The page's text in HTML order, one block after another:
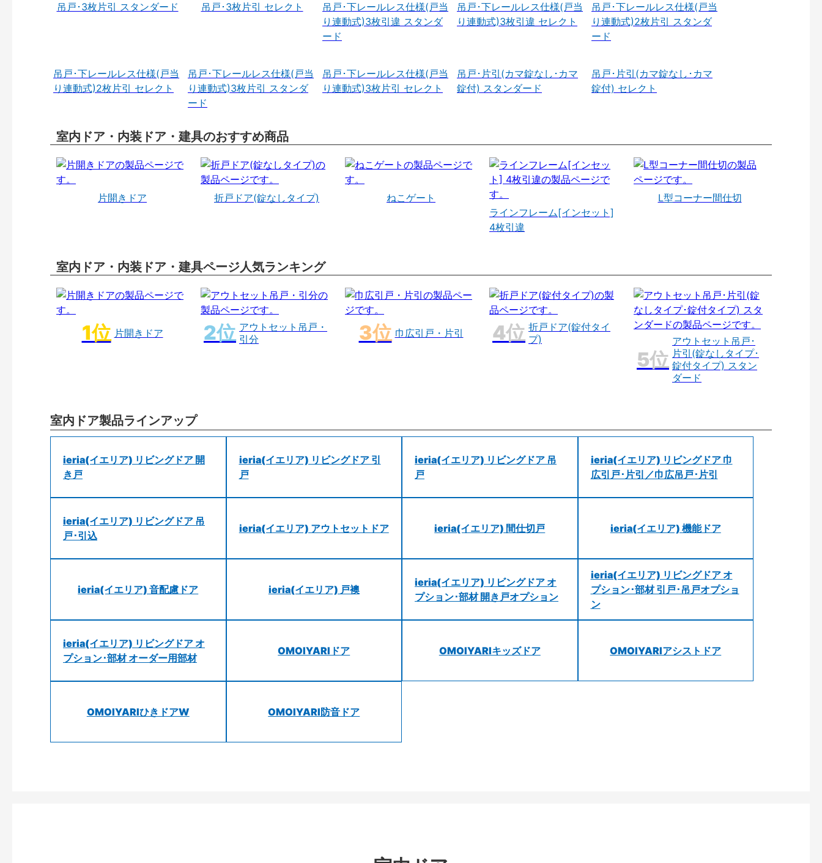
吊戸･3枚片引 スタンダード 吊戸･3枚片引 セレクト
吊戸･下レールレス仕様(戸当
り連動式)3枚引違 スタンダ
ード
吊戸･下レールレス仕様(戸当
り連動式)3枚引違 セレクト
吊戸･下レールレス仕様(戸当
り連動式)2枚片引 スタンダ
ード
吊戸･下レールレス仕様(戸当
り連動式)2枚片引 セレクト
吊戸･下レールレス仕様(戸当
り連動式)3枚片引 スタンダ
ード
吊戸･下レールレス仕様(戸当
り連動式)3枚片引 セレクト
吊戸･片引(カマ錠なし･カマ
錠付) スタンダード
吊戸･片引(カマ錠なし･カマ
錠付) セレクト
室内ドア・内装ドア・建具のおすすめ商品
片開きドア 折戸ドア(錠なしタイプ)
ねこゲート
ラインフレーム[インセット]
4枚引違
L型コーナー間仕切
室内ドア・内装ドア・建具ページ人気ランキング
片開きドア
アウトセット吊戸・
引分
巾広引戸・片引
折戸ドア(錠付タイ
プ)
アウトセット吊戸･
片引(錠なしタイプ･
錠付タイプ) スタン
ダード
室内ドア製品ラインアップ
ieria(イエリア) リビングドア 開
き戸
ieria(イエリア) リビングドア 引
戸
ieria(イエリア) リビングドア 吊
戸
ieria(イエリア) リビングドア 巾
広引戸･片引／巾広吊戸･片引
ieria(イエリア) リビングドア 吊
戸･引込
ieria(イエリア) アウトセットドア ieria(イエリア) 間仕切戸 ieria(イエリア) 機能ドア
ieria(イエリア) 音配慮ドア ieria(イエリア) 戸襖
ieria(イエリア) リビングドア オ
プション･部材 開き戸オプション
ieria(イエリア) リビングドア オ
プション･部材 引戸･吊戸オプショ
ン
ieria(イエリア) リビングドア オ
プション･部材 オーダー用部材
OMOIYARIドア OMOIYARIキッズドア OMOIYARIアシストドア
OMOIYARIひきドアW OMOIYARI防音ドア